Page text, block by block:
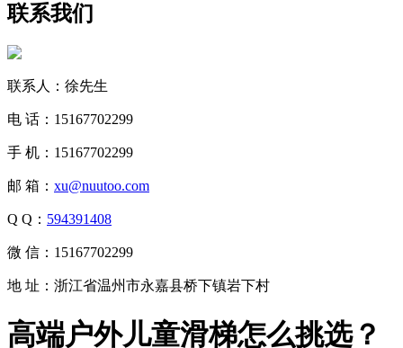
联系我们
联系人：徐先生
电 话：15167702299
手 机：15167702299
邮 箱： xu@nuutoo.com
Q Q： 594391408
微 信：15167702299
地 址：浙江省温州市永嘉县桥下镇岩下村
高端户外儿童滑梯怎么挑选？